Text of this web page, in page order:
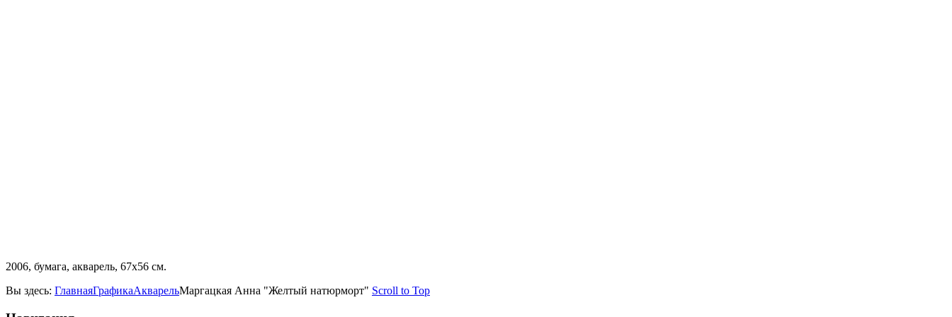
2006, бумага, акварель, 67х56 см.
Вы здесь: ГлавнаяГрафикаАкварельМаргацкая Анна "Желтый натюрморт" Scroll to Top